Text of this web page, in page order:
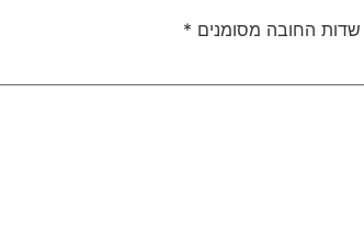
שדות החובה מסומנים *